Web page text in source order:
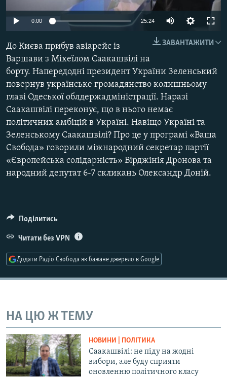
МУЛЬТИМЕДІА
ФОТО
СПЕЦПРОЄКТИ
ПОДКАСТИ
КРИМ РЕАЛІЇ
РУС
УКР
КТАТ
ДОЛУЧАЙСЯ!
Усі сайти RFE/RL
0:00 25:24
ЗАВАНТАЖИТИ
До Києва прибув авіарейс із
Варшави з Міхеїлом Саакашвілі на
борту. Напередодні президент України Зеленський
повернув українське громадянство колишньому
главі Одеської облдержадміністрації. Наразі
Саакашвілі переконує, що в нього немає
політичних амбіцій в Україні. Навіщо Україні та
Зеленському Саакашвілі? Про це у програмі «Ваша
Свобода» говорили міжнародний секретар партії
«Європейська солідарність» Вірджінія Дронова та
народний депутат 6-7 скликань Олександр Доній.
Поділитись
Читати без VPN
Додати Радіо Свобода як бажане джерело в Google
НА ЦЮ Ж ТЕМУ
НОВИНИ | ПОЛІТИКА
Саакашвілі: не піду на жодні
вибори, але буду сприяти
оновленню політичного класу